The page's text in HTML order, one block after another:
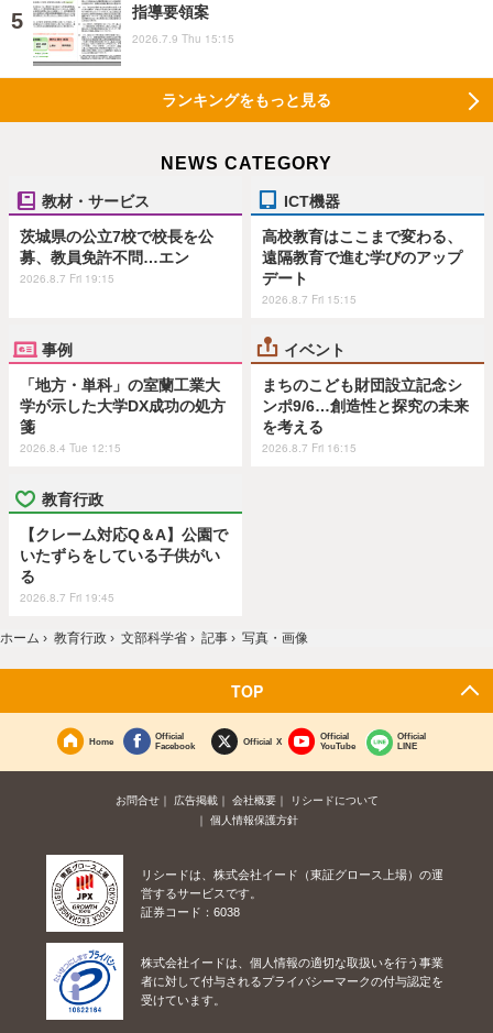
指導要領案
2026.7.9 Thu 15:15
ランキングをもっと見る
NEWS CATEGORY
教材・サービス
茨城県の公立7校で校長を公
募、教員免許不問…エン
2026.8.7 Fri 19:15
ICT機器
高校教育はここまで変わる、
遠隔教育で進む学びのアップ
デート
2026.8.7 Fri 15:15
事例
「地方・単科」の室蘭工業大
学が示した大学DX成功の処方
箋
2026.8.4 Tue 12:15
イベント
まちのこども財団設立記念シ
ンポ9/6…創造性と探究の未来
を考える
2026.8.7 Fri 16:15
教育行政
【クレーム対応Q＆A】公園で
いたずらをしている子供がい
る
2026.8.7 Fri 19:45
ホーム › 教育行政 › 文部科学省 › 記事 › 写真・画像
TOP
Home
Official
Facebook
Official X
Official
YouTube
Official
LINE
お問合せ 広告掲載 会社概要
リシードについて
個人情報保護方針
リシードは、株式会社イード（東証グロース上場）の運
営するサービスです。
証券コード：6038
株式会社イードは、個人情報の適切な取扱いを行う事業
者に対して付与されるプライバシーマークの付与認定を
受けています。